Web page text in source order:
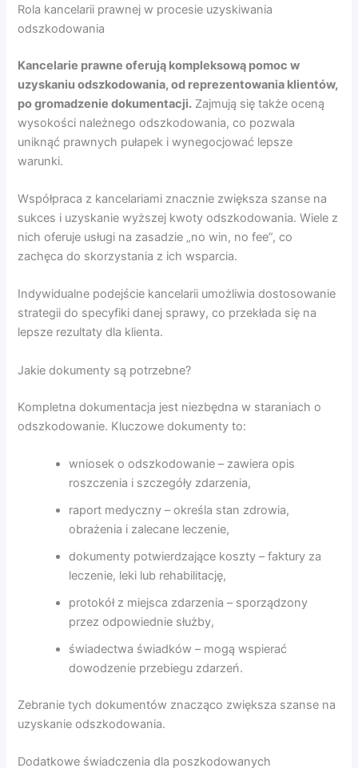
Rola kancelarii prawnej w procesie uzyskiwania
odszkodowania
Kancelarie prawne oferują kompleksową pomoc w
uzyskaniu odszkodowania, od reprezentowania klientów,
po gromadzenie dokumentacji. Zajmują się także oceną
wysokości należnego odszkodowania, co pozwala
uniknąć prawnych pułapek i wynegocjować lepsze
warunki.
Współpraca z kancelariami znacznie zwiększa szanse na
sukces i uzyskanie wyższej kwoty odszkodowania. Wiele z
nich oferuje usługi na zasadzie „no win, no fee”, co
zachęca do skorzystania z ich wsparcia.
Indywidualne podejście kancelarii umożliwia dostosowanie
strategii do specyfiki danej sprawy, co przekłada się na
lepsze rezultaty dla klienta.
Jakie dokumenty są potrzebne?
Kompletna dokumentacja jest niezbędna w staraniach o
odszkodowanie. Kluczowe dokumenty to:
wniosek o odszkodowanie – zawiera opis
roszczenia i szczegóły zdarzenia,
raport medyczny – określa stan zdrowia,
obrażenia i zalecane leczenie,
dokumenty potwierdzające koszty – faktury za
leczenie, leki lub rehabilitację,
protokół z miejsca zdarzenia – sporządzony
przez odpowiednie służby,
świadectwa świadków – mogą wspierać
dowodzenie przebiegu zdarzeń.
Zebranie tych dokumentów znacząco zwiększa szanse na
uzyskanie odszkodowania.
Dodatkowe świadczenia dla poszkodowanych